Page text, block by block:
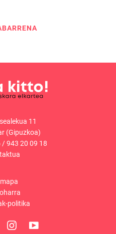
11
(Gipuzkoa)
/943 20 09 18
politika